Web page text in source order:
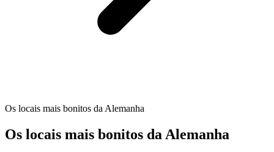
Os locais mais bonitos da Alemanha
Os locais mais bonitos da Alemanha